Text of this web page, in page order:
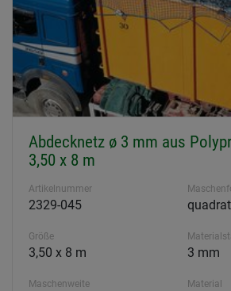
Abdecknetz ø 3 mm aus
3,50 x 8 m
Artikelnummer
2329-045
Größe
3,50 x 8 m 3 mm
Maschenweite Material